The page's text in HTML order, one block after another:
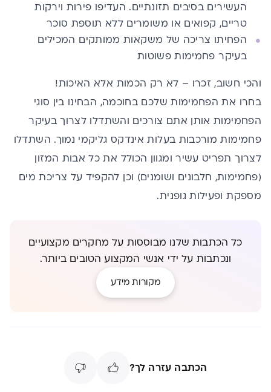
העשירים בסיבים תזונתיים. העדיפו פירות וירקות
טריים, קפואים או משומרים ללא תוספת סוכר
הפחיתו צריכה של משקאות ממותקים המכילים
בעיקר פחמימות פשוטות
והכי חשוב, זכרו – לא רק הכמות אלא האיכות!
בחרו את הפחמימות שלכם בחוכמה, הבחינו בין סוגי
הפחמימות אותן אתם צורכים והשתדלו לצרוך בעיקר
פחמימות מורכבות בעלות אינדקס גליקמי נמוך. השתדלו
לצרוך תפריט עשיר ומגוון הכולל את כל אבות המזון
(פחמימות, חלבונים ושומנים) וכן להקפיד על צריכת מים
מספקת ופעילות גופנית.
כל הכתבות שלנו מבוססות על מחקרים מקצועיים
ונכתבות על ידי אנשי המקצוע הטובים ביותר.
מקורות מידע
הכתבה עזרה לך?